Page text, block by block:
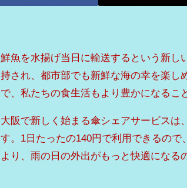
鮮魚を水揚げ当日に輸送するという新し
持され、都市部でも新鮮な海の幸を楽し
で、私たちの食生活もより豊かになるこ
大阪で新しく始まる傘シェアサービスは
す。1日たったの140円で利用できるの
より、雨の日の外出がもっと快適になる